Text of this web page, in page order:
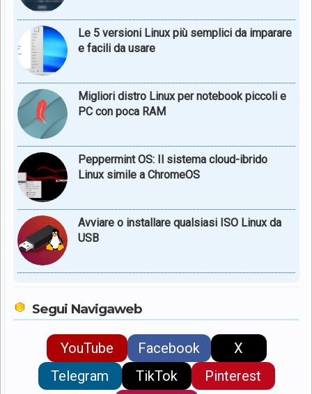
Le 5 versioni Linux più semplici da imparare
e facili da usare
Migliori distro Linux per notebook piccoli e
PC con poca RAM
Peppermint OS: Il sistema cloud-ibrido
Linux simile a ChromeOS
Avviare o installare qualsiasi ISO Linux da
USB
Segui Navigaweb
YouTube Facebook
X
Telegram
TikTok Pinterest